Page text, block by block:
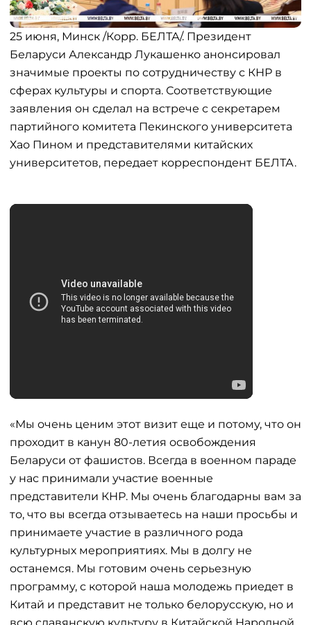
25 июня, Минск /Корр. БЕЛТА/. Президент
Беларуси Александр Лукашенко анонсировал
значимые проекты по сотрудничеству с КНР в
сферах культуры и спорта. Соответствующие
заявления он сделал на встрече с секретарем
партийного комитета Пекинского университета
Хао Пином и представителями китайских
университетов, передает корреспондент БЕЛТА.
«Мы очень ценим этот визит еще и потому, что он
проходит в канун 80-летия освобождения
Беларуси от фашистов. Всегда в военном параде
у нас принимали участие военные
представители КНР. Мы очень благодарны вам за
то, что вы всегда отзываетесь на наши просьбы и
принимаете участие в различного рода
культурных мероприятиях. Мы в долгу не
останемся. Мы готовим очень серьезную
программу, с которой наша молодежь приедет в
Китай и представит не только белорусскую, но и
всю славянскую культуру в Китайской Народной